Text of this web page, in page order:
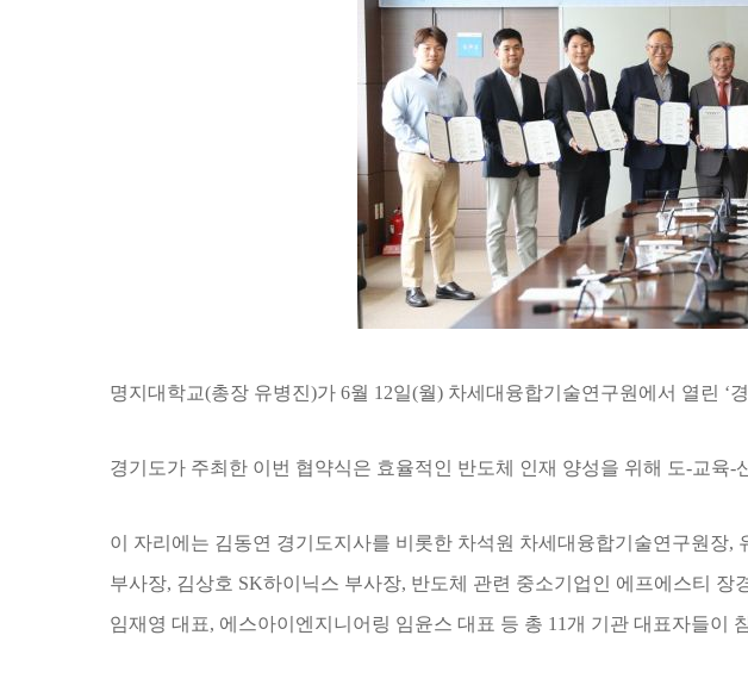
명지대학교(총장 유병진 )가 6월 12일(월) 차세대융합기술연구원에서 열린 ‘
경기도가 주최한 이번 협약식은 효율적인 반도체 인재 양성을 위해 도-교육-
이 자리에는 김동연 경기도지사를 비롯한 차석원 차세대융합기술연구원장,
부사장, 김상호 SK하이닉스 부사장, 반도체 관련 중소기업인 에프에스티 장
임재영 대표, 에스아이엔지니어링 임윤스 대표 등 총 11 개 기관 대표자들이